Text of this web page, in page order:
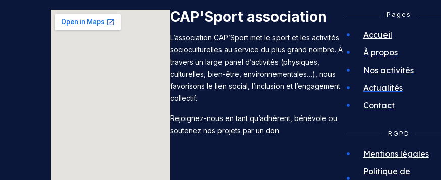
CAP'Sport association
L’association CAP’Sport met le sport et les activités
socioculturelles au service du plus grand nombre. À
travers un large panel d’activités (physiques,
culturelles, bien-être, environnementales…), nous
favorisons le lien social, l’inclusion et l’engagement
collectif.
Rejoignez-nous en tant qu’adhérent, bénévole ou
soutenez nos projets par un don
Pages
Accueil
À propos
Nos activités
Actualités
Contact
RGPD
Mentions légales
Politique de